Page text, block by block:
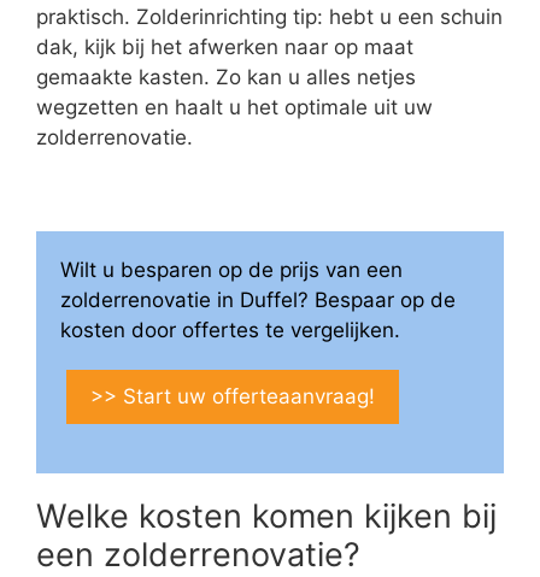
praktisch. Zolderinrichting tip: hebt u een schuin
dak, kijk bij het afwerken naar op maat
gemaakte kasten. Zo kan u alles netjes
wegzetten en haalt u het optimale uit uw
zolderrenovatie.
Wilt u besparen op de prijs van een
zolderrenovatie in Duffel? Bespaar op de
kosten door offertes te vergelijken.
>> Start uw offerteaanvraag!
Welke kosten komen kijken bij
een zolderrenovatie?